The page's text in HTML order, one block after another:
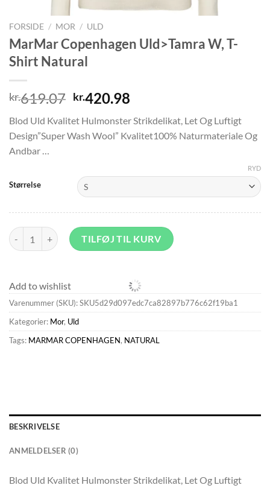
FORSIDE / MOR / ULD
MarMar Copenhagen Uld>Tamra W, T-
Shirt Natural
kr.619.07 Den
pris
var:
kr.420.98
pris
er:
Blod Uld Kvalitet Hulmonster Strikdelikat, Let Og Luftigt
Design”Super Wash Wool” Kvalitet100% Naturmateriale Og
Andbar …
Størrelse
RYD
MarMar Copenhagen Uld>Tamra W, T-Shirt Natural antal
TILFØJ TIL KURV
Add to wishlist
Varenummer (SKU):SKU5d29d097edc7ca82897b776c62f19ba1
Kategorier: Mor, Uld
Tags: MARMAR COPENHAGEN, NATURAL
BESKRIVELSE
ANMELDELSER (0)
Blod Uld Kvalitet Hulmonster Strikdelikat, Let Og Luftigt